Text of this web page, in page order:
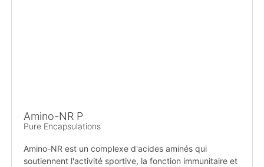
Amino-NR P
Pure Encapsulations
Amino-NR est un complexe d'acides aminés qui
soutiennent l'activité sportive, la fonction immunitaire et